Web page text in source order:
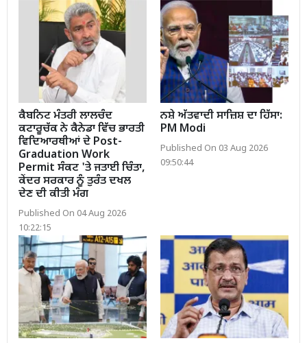
ਕੈਬਨਿਟ ਮੰਤਰੀ ਲਾਲਚੰਦ
ਕਟਾਰੂਚੱਕ ਨੇ ਕੈਨੇਡਾ ਵਿੱਚ ਭਾਰਤੀ
ਵਿਦਿਆਰਥੀਆਂ ਦੇ Post-
Graduation Work
Permit ਸੰਕਟ 'ਤੇ ਜਤਾਈ ਚਿੰਤਾ,
ਕੇਂਦਰ ਸਰਕਾਰ ਨੂੰ ਤੁਰੰਤ ਦਖਲ
ਦੇਣ ਦੀ ਕੀਤੀ ਮੰਗ
Published On 04 Aug 2026
10:22:15
ਨਸ਼ੇ ਅੱਤਵਾਦੀ ਸਾਜ਼ਿਸ਼ ਦਾ ਹਿੱਸਾ:
PM Modi
Published On 03 Aug 2026
09:50:44